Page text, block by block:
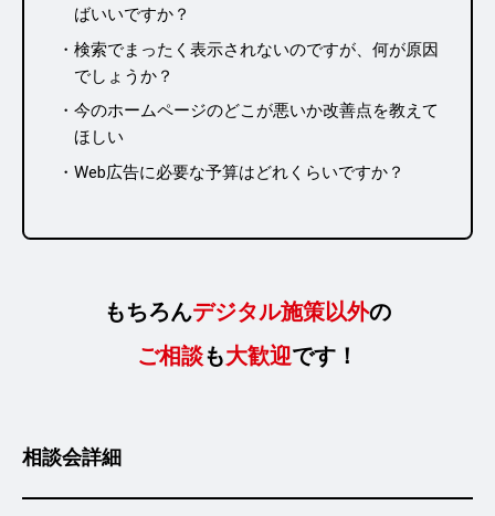
ばいいですか？
検索でまったく表示されないのですが、何が原因
でしょうか？
今のホームページのどこが悪いか改善点を教えて
ほしい
Web広告に必要な予算はどれくらいですか？
もちろんデジタル施策以外の
ご相談も大歓迎です！
相談会詳細